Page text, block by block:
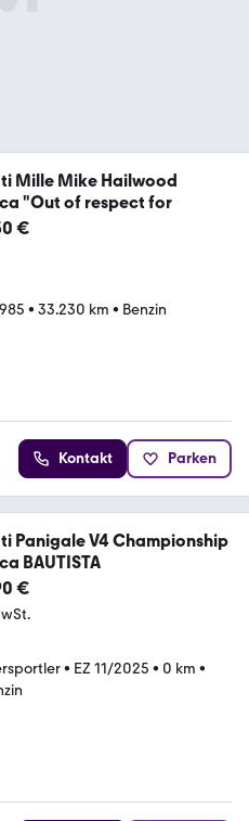
Mille Mike Hailwood
"Out of respect for
€
• 33.230 km • Benzin
Kontakt Parken
Panigale V4 Championship
BAUTISTA
€
• EZ 11/2025 • 0 km •